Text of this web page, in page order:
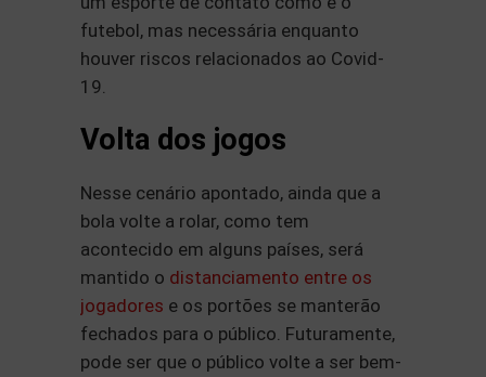
futebol, mas necessária enquanto
houver riscos relacionados ao Covid-
19.
Volta dos jogos
Nesse cenário apontado, ainda que a
bola volte a rolar, como tem
acontecido em alguns países, será
mantido o distanciamento entre os
jogadores e os portões se manterão
fechados para o público. Futuramente,
pode ser que o público volte a ser bem-